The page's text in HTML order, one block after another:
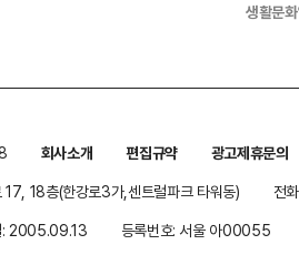
생활문
회사소개 편집규약
광고제휴문의
18층(한강로3가,센트럴파크 타워동)
전
: 2005.09.13 등록번호: 서울 아00055